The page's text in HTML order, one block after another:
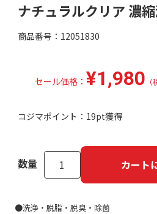
ナチュラルクリア 濃
商品番号：12051830
セール価格： ¥1,980
コジマポイント： 19pt獲得
数量 カート
●洗浄・脱脂・脱臭・除菌